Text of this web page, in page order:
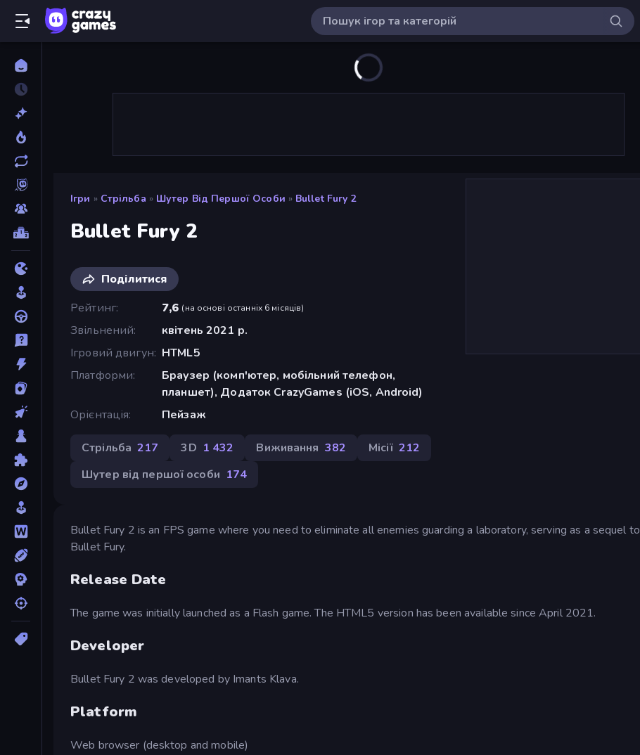
Ігри » Стрільба » Шутер Від Першої Особи » Bullet Fury 2
Bullet Fury 2
Поділитися
Рейтинг
7,6 (на основі останніх 6 місяців)
Звільнений
квітень 2021 р.
Ігровий двигун HTML5
Платформи
Браузер (комп'ютер, мобільний телефон,
планшет), Додаток CrazyGames (iOS, Android)
Орієнтація
Пейзаж
Стрільба 217 3D 1 432 Виживання 382 Місії 212
Шутер від першої особи 174
Bullet Fury 2 is an FPS game where you need to eliminate all enemies guarding a laboratory, serving as a sequel to
Bullet Fury.
Release Date
The game was initially launched as a Flash game. The HTML5 version has been available since April 2021.
Developer
Bullet Fury 2 was developed by Imants Klava.
Platform
Web browser (desktop and mobile)